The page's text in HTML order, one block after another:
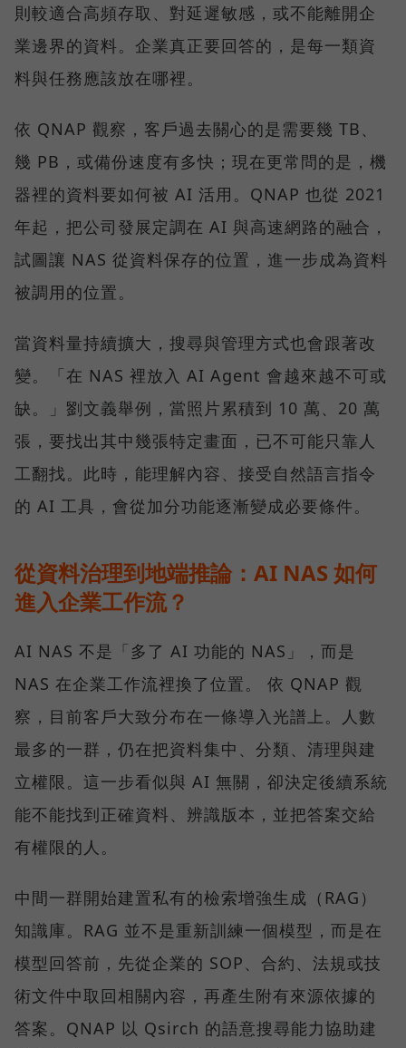
則較適合高頻存取、對延遲敏感，或不能離開企
業邊界的資料。企業真正要回答的，是每一類資
料與任務應該放在哪裡。
依 QNAP 觀察，客戶過去關心的是需要幾 TB、
幾 PB，或備份速度有多快；現在更常問的是，機
器裡的資料要如何被 AI 活用。QNAP 也從 2021
年起，把公司發展定調在 AI 與高速網路的融合，
試圖讓 NAS 從資料保存的位置，進一步成為資料
被調用的位置。
當資料量持續擴大，搜尋與管理方式也會跟著改
變。「在 NAS 裡放入 AI Agent 會越來越不可或
缺。」劉文義舉例，當照片累積到 10 萬、20 萬
張，要找出其中幾張特定畫面，已不可能只靠人
工翻找。此時，能理解內容、接受自然語言指令
的 AI 工具，會從加分功能逐漸變成必要條件。
從資料治理到地端推論：AI NAS 如何
進入企業工作流？
AI NAS 不是「多了 AI 功能的 NAS」，而是
NAS 在企業工作流裡換了位置。 依 QNAP 觀
察，目前客戶大致分布在一條導入光譜上。人數
最多的一群，仍在把資料集中、分類、清理與建
立權限。這一步看似與 AI 無關，卻決定後續系統
能不能找到正確資料、辨識版本，並把答案交給
有權限的人。
中間一群開始建置私有的檢索增強生成（RAG）
知識庫。RAG 並不是重新訓練一個模型，而是在
模型回答前，先從企業的 SOP、合約、法規或技
術文件中取回相關內容，再產生附有來源依據的
答案。QNAP 以 Qsirch 的語意搜尋能力協助建